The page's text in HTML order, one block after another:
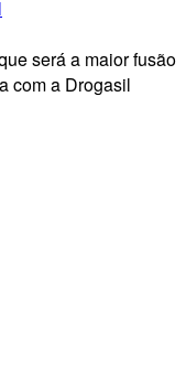
será a maior fusão
com a Drogasil